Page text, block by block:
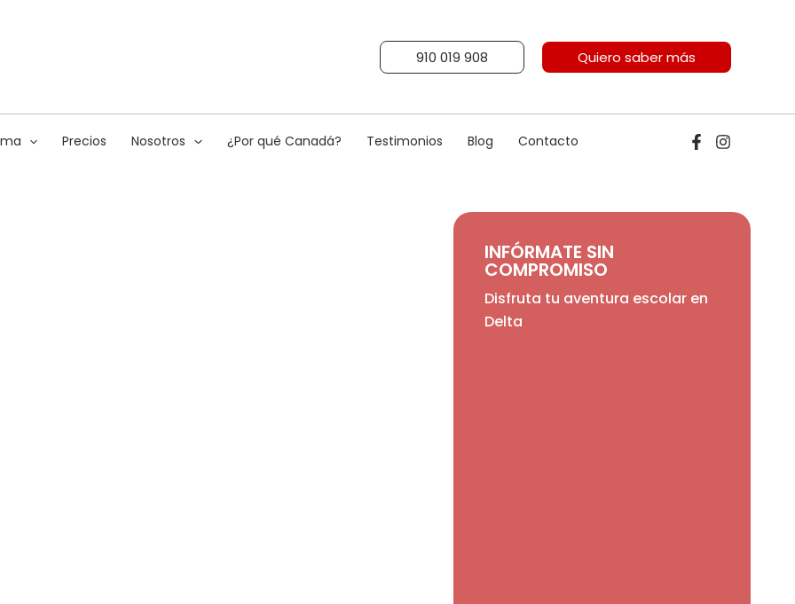
910 019 908 Quiero saber más
Precios Nosotros ¿Por qué Canadá? Testimonios Blog Contacto
INFÓRMATE SIN
COMPROMISO
Disfruta tu aventura escolar en
Delta